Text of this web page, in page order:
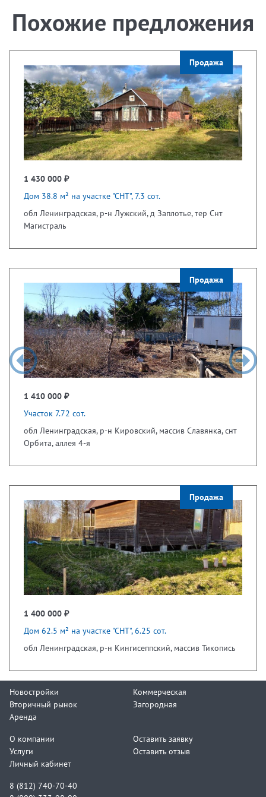
Похожие предложения
Продажа
1 430 000 ₽
Дом 38.8 м² на участке "СНТ", 7.3 сот.
обл Ленинградская, р-н Лужский, д Заплотье, тер Снт
Магистраль
Продажа
1 410 000 ₽
Участок 7.72 сот.
обл Ленинградская, р-н Кировский, массив Славянка, снт
Орбита, аллея 4-я
Продажа
1 400 000 ₽
Дом 62.5 м² на участке "СНТ", 6.25 сот.
обл Ленинградская, р-н Кингисеппский, массив Тикопись
Новостройки
Вторичный рынок
Аренда
Коммерческая
Загородная
О компании
Услуги
Личный кабинет
Оставить заявку
Оставить отзыв
8 (812) 740-70-40